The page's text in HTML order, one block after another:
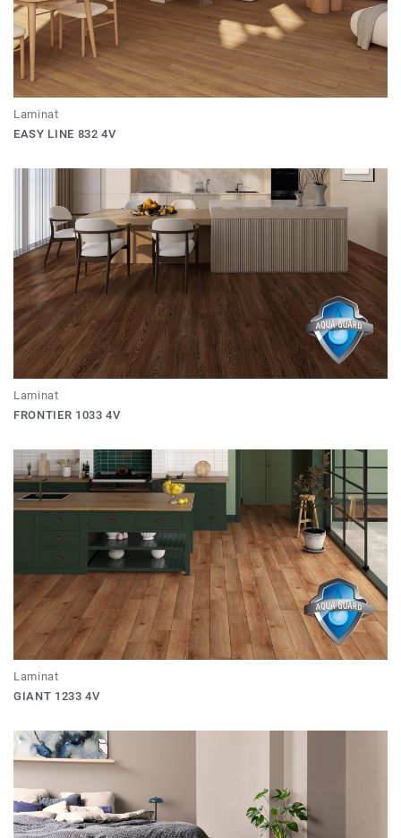
Laminat
EASY LINE 832 4V
Laminat
FRONTIER 1033 4V
Laminat
GIANT 1233 4V